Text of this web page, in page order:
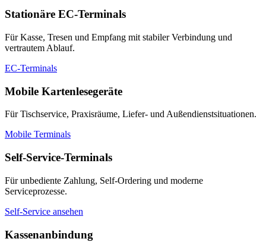
Stationäre EC-Terminals
Für Kasse, Tresen und Empfang mit stabiler Verbindung und
vertrautem Ablauf.
EC-Terminals
Mobile Kartenlesegeräte
Für Tischservice, Praxisräume, Liefer- und Außendienstsituationen.
Mobile Terminals
Self-Service-Terminals
Für unbediente Zahlung, Self-Ordering und moderne
Serviceprozesse.
Self-Service ansehen
Kassenanbindung